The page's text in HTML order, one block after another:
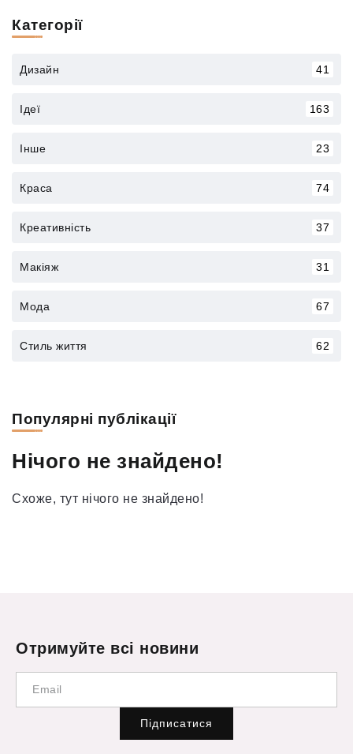
Категорії
Дизайн 41
Ідеї 163
Інше 23
Краса 74
Креативність 37
Макіяж 31
Мода 67
Стиль життя 62
Популярні публікації
Нічого не знайдено!
Схоже, тут нічого не знайдено!
Отримуйте всі новини
Підписатися